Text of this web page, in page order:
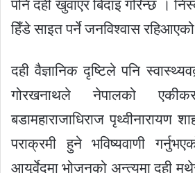
पनि दही खुवाएर बिदाइ गरिन्छ ।
हिँडे साइत पर्ने जनविश्वास
दही वैज्ञानिक दृष्टिले पनि
गोरखनाथले नेपालको
बडामहाराजाधिराज पृथ्वीनारायण
पराक्रमी हुने भविष्यवाणी
आयुर्वेदमा भोजनको अन्त्यमा दही